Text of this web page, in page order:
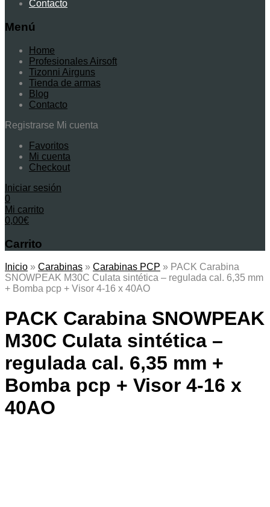
Contacto
Menú
Home
Profesionales Airsoft
Tizonni Airguns
Tienda de armas
Blog
Contacto
Registrarse Mi cuenta
Favoritos
Mi cuenta
Checkout
Iniciar sesión
0
Mi carrito
0,00€
Carrito
Inicio » Carabinas » Carabinas PCP » PACK Carabina
SNOWPEAK M30C Culata sintética – regulada cal. 6,35 mm
+ Bomba pcp + Visor 4-16 x 40AO
PACK Carabina SNOWPEAK
M30C Culata sintética –
regulada cal. 6,35 mm +
Bomba pcp + Visor 4-16 x
40AO